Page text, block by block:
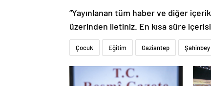
“Yayınlanan tüm haber ve diğer
üzerinden iletiniz. En kısa süre
Çocuk Eğitim Gaziantep Şahinbey